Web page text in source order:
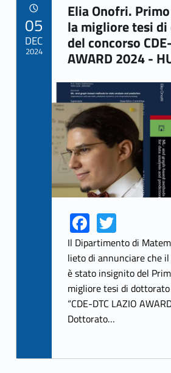
Link identifier archive #link-archive-48284
Elia Onofri.
la migliore tesi
del concorso
AWARD 2024 -
Link identifier archive #link-archive-thumb-soap-17434
Link identifier share facebook archive #share-link-archive-89782Fa
ce
b
o
o
k
Link identifier share twitter archive #share-link-archive-22842T
w
itt
er
Il Dipartimento di
lieto di annunciare che
è stato insignito del
migliore tesi di
“CDE-DTC LAZIO
Dottorato…
05
DEC
2024